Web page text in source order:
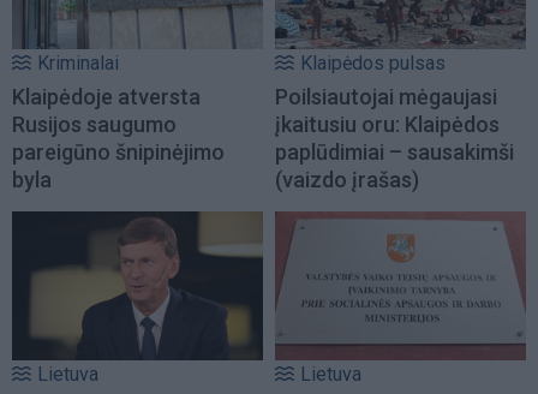
Kriminalai
Klaipėdoje atversta
Rusijos saugumo
pareigūno šnipinėjimo
byla
Klaipėdos pulsas
Poilsiautojai mėgaujasi
įkaitusiu oru: Klaipėdos
paplūdimiai – sausakimši
(vaizdo įrašas)
Lietuva Lietuva